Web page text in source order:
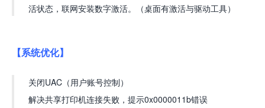
活状态，联网安装数字激活。（桌面有激活与驱动工具）
【系统优化】
关闭UAC（用户账号控制）
解决共享打印机连接失败，提示0x0000011b错误